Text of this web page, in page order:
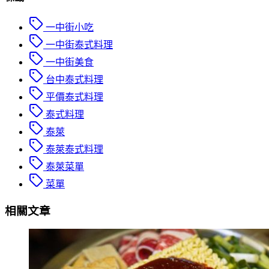
一中街小吃
一中街泰式料理
一中街美食
台中泰式料理
平價泰式料理
泰式料理
泰萊
泰萊泰式料理
泰萊菜單
菜單
相關文章